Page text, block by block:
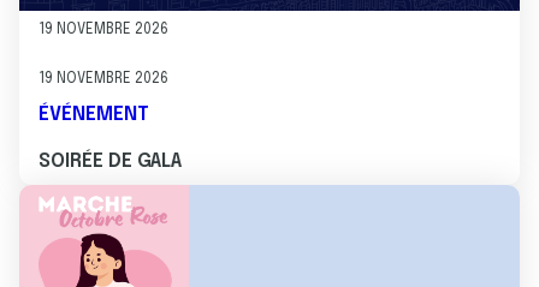
19 NOVEMBRE 2026
19 NOVEMBRE 2026
ÉVÉNEMENT
SOIRÉE DE GALA
Image